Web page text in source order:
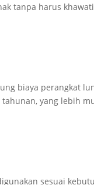
tanpa harus
biaya perangkat
yang lebih
sesuai